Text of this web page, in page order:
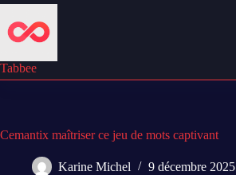
Passer
contenu
Tabbee
Cemantix maîtriser ce jeu de mots captivant
Karine Michel 9 décembre 2025